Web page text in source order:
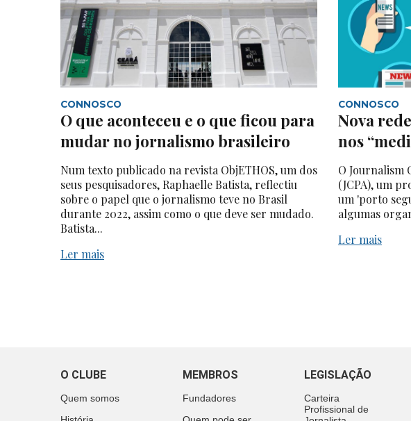
CONNOSCO
O que aconteceu e o que ficou para
mudar no jornalismo brasileiro
Num texto publicado na revista ObjETHOS, um dos
seus pesquisadores, Raphaelle Batista, reflectiu
sobre o papel que o jornalismo teve no Brasil
durante 2022, assim como o que deve ser mudado.
Batista...
Ler mais
CONNOSCO
Nova
nos
O Journalism
(JCPA), um
um 'porto
algumas
Ler mais
O CLUBE
Quem somos
MEMBROS
Fundadores
LEGISLAÇÃO
Carteira
Profissional de